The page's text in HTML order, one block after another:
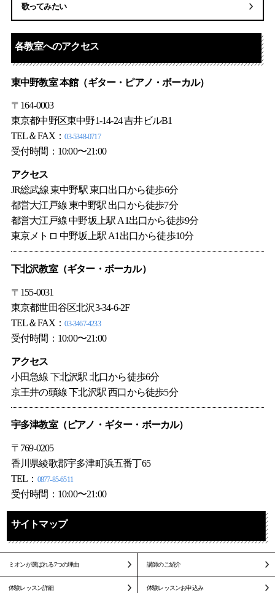
歌ってみたい
各教室へのアクセス
東中野教室 本館（ギター・ ピアノ ・ボーカル）
〒164-0003
東京都中野区東中野1-14-24 吉井ビルB1
TEL＆FAX：03-5348-0717
受付時間：10:00〜21:00
アクセス
JR総武線 東中野駅 東口出口から徒歩6分
都営大江戸線 東中野駅 出口から徒歩7分
都営大江戸線 中野坂上駅 A1出口から徒歩9分
東京メトロ 中野坂上駅 A1出口から徒歩10分
下北沢教室（ギター・ ボーカル）
〒155-0031
東京都世田谷区北沢3-34-6-2F
TEL＆FAX：03-3467-4233
受付時間：10:00〜21:00
アクセス
小田急線 下北沢駅 北口から徒歩6分
京王井の頭線 下北沢駅 西口から徒歩5分
宇多津教室（ピアノ・ギター・ボーカル）
〒769-0205
香川県綾歌郡宇多津町浜五番丁65
TEL： 0877-85-6511
受付時間：10:00〜21:00
サイトマップ
ミオンが選ばれる7つの理由 講師のご紹介
体験レッスン詳細 体験レッスンお申込み